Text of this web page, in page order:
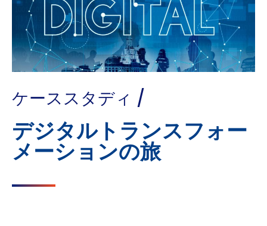
ケーススタディ /
デジタルトランスフォー
メーションの旅